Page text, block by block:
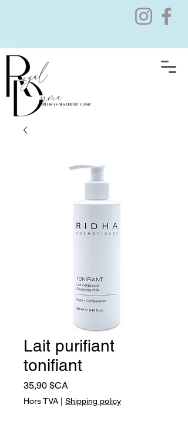
Lait purifiant
tonifiant
35,90 $CA
Hors TVA Shipping policy